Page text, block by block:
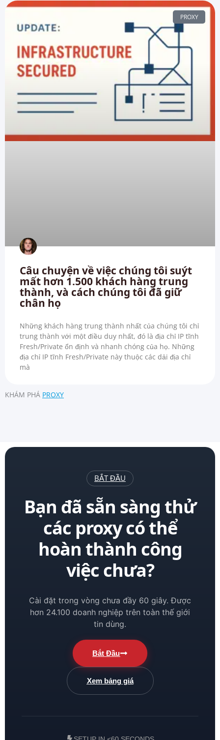
PROXY
Câu chuyện về việc chúng tôi suýt
mất hơn 1.500 khách hàng trung
thành, và cách chúng tôi đã giữ
chân họ
Những khách hàng trung thành nhất của chúng tôi chỉ
trung thành với một điều duy nhất, đó là địa chỉ IP tĩnh
Fresh/Private ổn định và nhanh chóng của họ. Những
địa chỉ IP tĩnh Fresh/Private này thuộc các dải địa chỉ
mà
KHÁM PHÁ PROXY
BẮT ĐẦU
Bạn đã sẵn sàng thử
các proxy có thể
hoàn thành công
việc chưa?
Cài đặt trong vòng chưa đầy 60 giây. Được
hơn 24.100 doanh nghiệp trên toàn thế giới
tin dùng.
Bắt Đầu
Xem bảng giá